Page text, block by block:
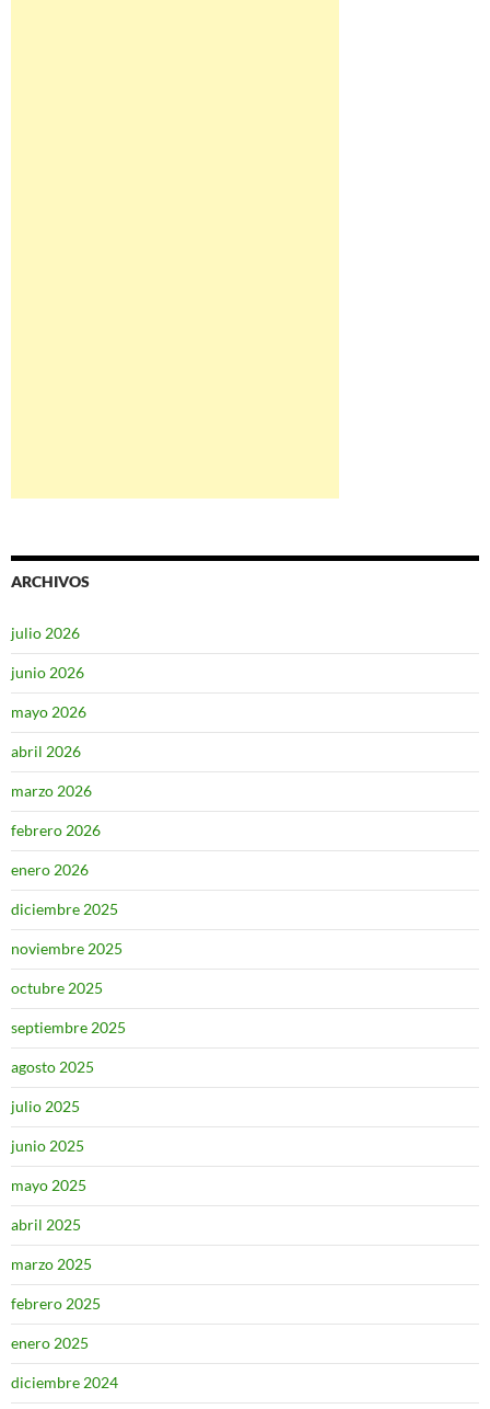
ARCHIVOS
julio 2026
junio 2026
mayo 2026
abril 2026
marzo 2026
febrero 2026
enero 2026
diciembre 2025
noviembre 2025
octubre 2025
septiembre 2025
agosto 2025
julio 2025
junio 2025
mayo 2025
abril 2025
marzo 2025
febrero 2025
enero 2025
diciembre 2024